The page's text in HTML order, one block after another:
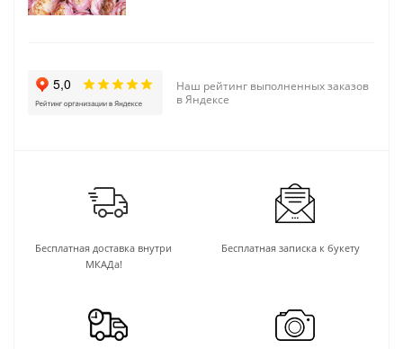
Наш рейтинг выполненных заказов
в Яндексе
Бесплатная доставка внутри
МКАДа!
Бесплатная записка к букету